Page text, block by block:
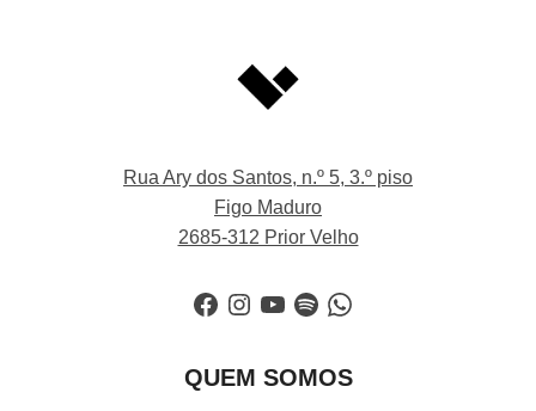
Rua Ary dos Santos, n.º 5, 3.º piso
Figo Maduro
2685-312 Prior Velho
Facebook
Instagram
YouTube
SpotifyWhatsApp
QUEM SOMOS